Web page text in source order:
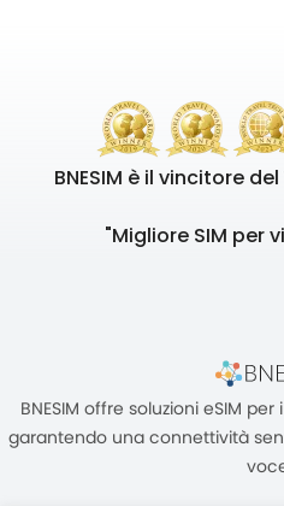
BNESIM è il vincitore
"Migliore SIM per
BNESIM offre soluzioni eSIM
garantendo una connettività